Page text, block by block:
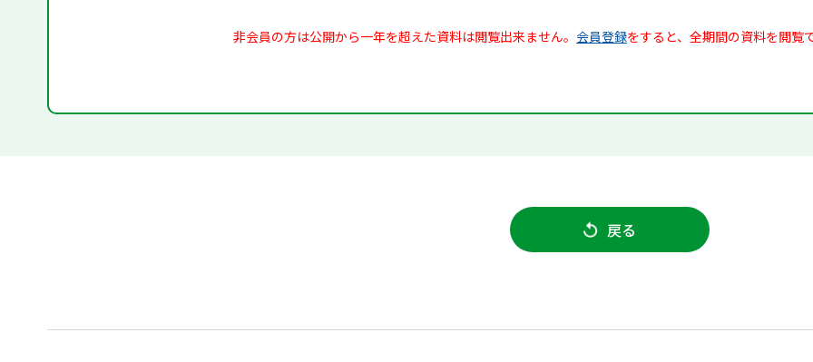
非会員の方は公開から一年を超えた資料は閲覧出来ません。 会員登録をすると、全期間の資料を閲覧
戻る